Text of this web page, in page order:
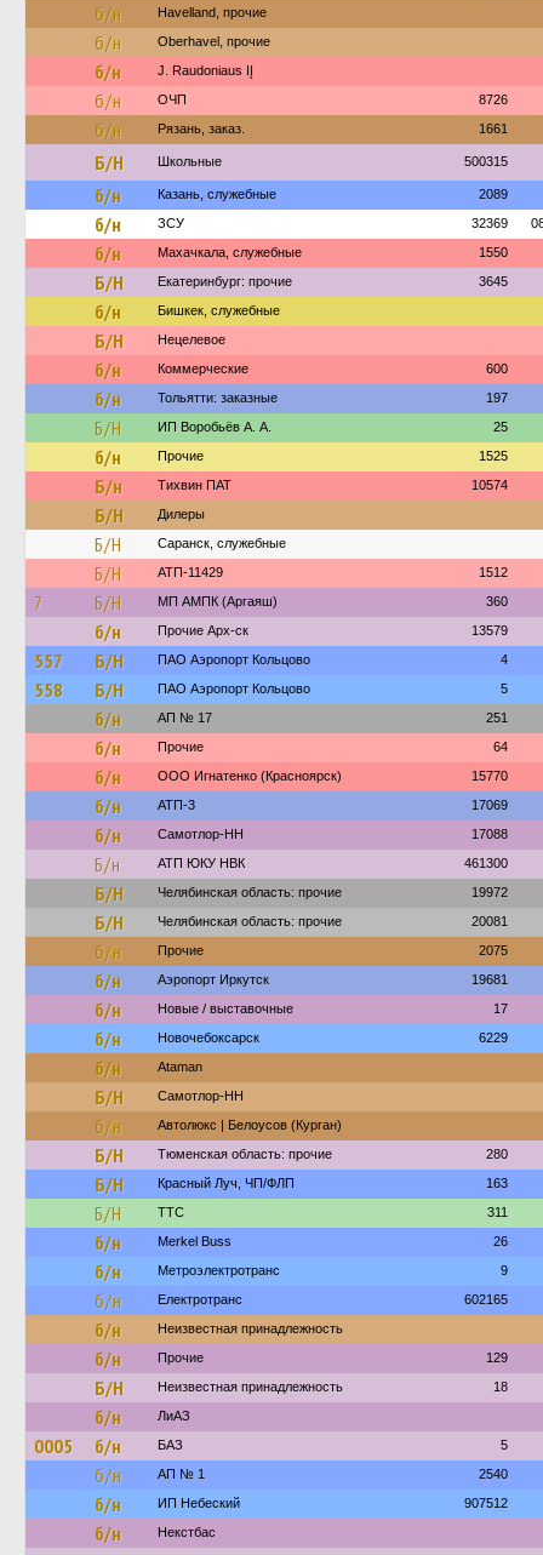
б/н Havelland, прочие
б/н Oberhavel, прочие
б/н J. Raudoniaus IĮ
б/н ОЧП 8726
б/н Рязань, заказ. 1661
Б/Н Школьные 500315
б/н Казань, служебные 2089
б/н ЗСУ 32369
б/н Махачкала, служебные 1550
Б/Н Екатеринбург: прочие 3645
б/н Бишкек, служебные
Б/Н Нецелевое
б/н Коммерческие 600
б/н Тольятти: заказные 197
Б/Н ИП Воробьёв А. А. 25
б/н Прочие 1525
Б/н Тихвин ПАТ 10574
Б/Н Дилеры
Б/Н Саранск, служебные
Б/Н АТП-11429 1512
7 Б/Н МП АМПК (Аргаяш) 360
б/н Прочие Арх-ск 13579
557 Б/Н ПАО Аэропорт Кольцово 4
558 Б/Н ПАО Аэропорт Кольцово 5
б/н АП № 17 251
б/н Прочие 64
б/н ООО Игнатенко (Красноярск) 15770
б/н АТП-3 17069
б/н Самотлор-НН 17088
Б/н АТП ЮКУ НВК 461300
Б/Н Челябинская область: прочие 19972
Б/Н Челябинская область: прочие 20081
б/н Прочие 2075
б/н Аэропорт Иркутск 19681
б/н Новые / выставочные 17
б/н Новочебоксарск 6229
б/н Ataman
Б/Н Самотлор-НН
б/н Автолюкс | Белоусов (Курган)
Б/Н Тюменская область: прочие 280
Б/Н Красный Луч, ЧП/ФЛП 163
Б/Н ТТС 311
б/н Merkel Buss 26
б/н Метроэлектротранс 9
б/н Електротранс 602165
б/н Неизвестная принадлежность
б/н Прочие 129
Б/Н Неизвестная принадлежность 18
б/н ЛиАЗ
0005 б/н БАЗ 5
б/н АП № 1 2540
б/н ИП Небеский 907512
б/н Некстбас